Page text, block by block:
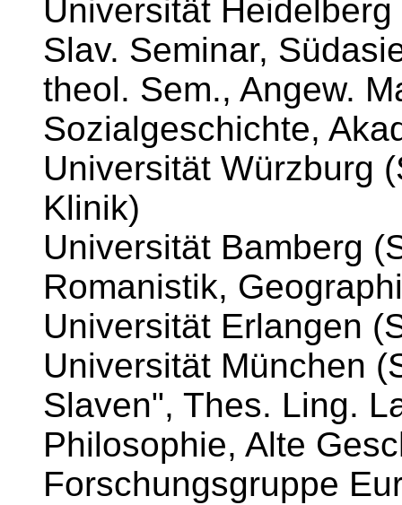
Universität
Slav. Seminar,
theol. Sem., Angew.
Sozialgeschichte,
Universität Würzburg
Klinik)
Universität Bamberg
Romanistik,
Universität Erlangen
Universität München
Slaven", Thes. Ling.
Philosophie, Alte
Forschungsgruppe